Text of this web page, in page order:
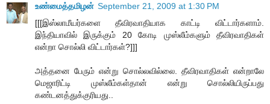
உண்மைத்தமிழன் September 21, 2009 at 1:30 PM
[[[இஸ்லாமீயர்களை தீவிரவாதியாக காட்டி விட்டார்களாம்.
இந்தியாவில் இருக்கும் 20 கோடி முஸ்லீம்களும் தீவிரவாதிகள்
என்றா சொல்லி விட்டார்கள்?]]]
அத்தனை பேரும் என்று சொல்லவில்லை. தீவிரவாதிகள் என்றாலே
மெஜாரிட்டி முஸ்லீம்கள்தான் என்று சொல்லியிருப்பது
கண்டனத்துக்குரியது..